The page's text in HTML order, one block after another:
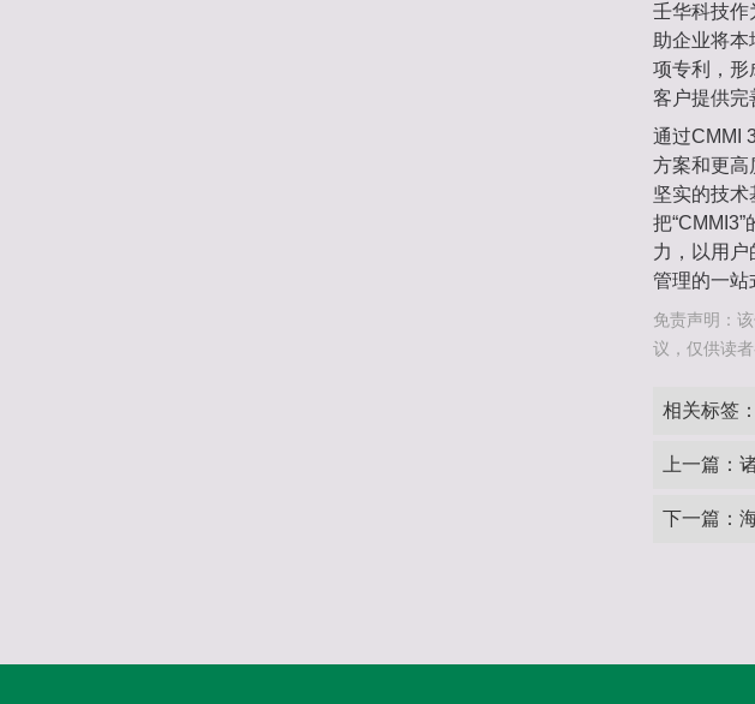
壬华科技作
助企业将
项专利，形
客户提供完
通过CMMI
方案和更高
坚实的技术
把
力，以用
管理的一站
免责声明：
议，仅供读
相关标签：
上一篇：
下一篇：